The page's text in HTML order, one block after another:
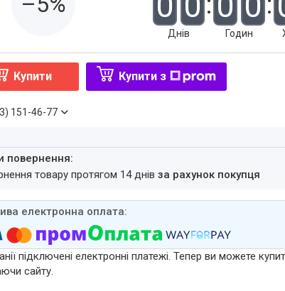
Днів Годин
Купити Купити з
151-46-77
товару протягом 14 днів за рахунок покупця
підключені електронні платежі. Тепер ви можете
сайту.